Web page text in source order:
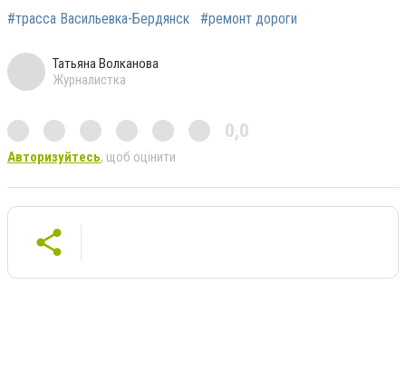
#трасса Васильевка-Бердянск #ремонт дороги
Татьяна Волканова
Журналистка
0,0
Авторизуйтесь, щоб оцінити